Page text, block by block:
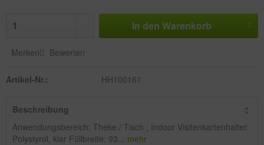
In den Warenkorb
Merken Bewerten
Artikel-Nr.: HH100161
Beschreibung
Anwendungsbereich: Theke / Tisch , Indoor Visitenkartenhalter:
Polystyrol, klar Füllbreite: 93... mehr